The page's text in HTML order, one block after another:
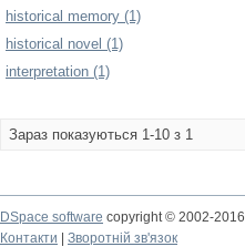
historical memory (1)
historical novel (1)
interpretation (1)
Зараз показуються 1-10 з 1
DSpace software copyright © 2002-2016
Контакти
Зворотній зв'язок